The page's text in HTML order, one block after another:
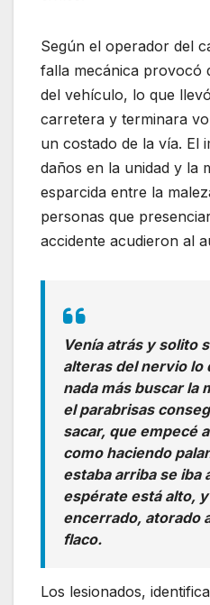
Según el operador del
falla mecánica provocó
del vehículo, lo que
carretera y terminara
un costado de la vía. El
daños en la unidad y la
esparcida entre la
personas que
accidente acudieron al
Venía atrás y solito
alteras del nervio lo
nada más buscar la
el parabrisas
sacar, que empecé
como haciendo
estaba arriba se iba
espérate está alto,
encerrado, atorado
flaco.
Los lesionados,